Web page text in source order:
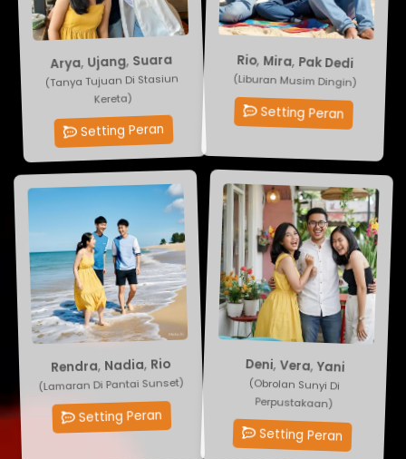
Arya, Ujang, Suara
(Tanya Tujuan Di Stasiun
Kereta)
Setting Peran
Rio,Mira,Pak Dedi
(Liburan Musim Dingin)
Setting Peran
Rendra,Nadia,Rio
(Lamaran Di Pantai Sunset)
Setting Peran
Deni,Vera,Yani
(Obrolan Sunyi Di
Perpustakaan)
Setting Peran